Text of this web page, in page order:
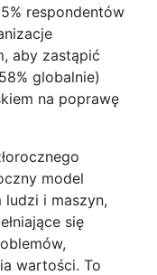
respondentów
aby zastąpić
globalnie)
na poprawę
model
ludzi i maszyn,
się
wartości. To